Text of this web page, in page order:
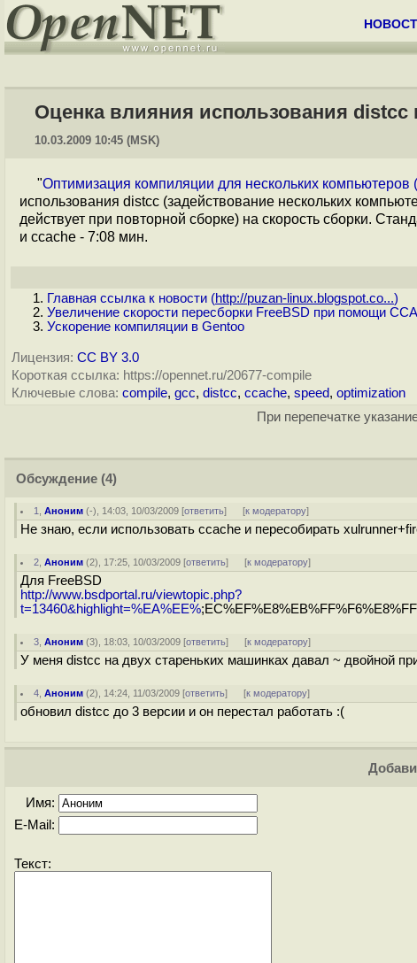
Оценка влияния использования distcc
10.03.2009 10:45 (MSK)
"Оптимизация компиляции для нескольких компьютеров
использования distcc (задействование нескольких
действует при повторной сборке) на скорость сборки.
и ccache - 7:08 мин.
Главная ссылка к новости (http://puzan-linux.blogspot.co...)
Увеличение скорости пересборки FreeBSD при помощи
Ускорение компиляции в Gentoo
Лицензия: CC BY 3.0
Короткая ссылка: https://opennet.ru/20677-compile
Ключевые слова: compile, gcc, distcc, ccache, speed, optimization
При перепечатке
Обсуждение (4)
1 ,Аноним (-), 14:03, 10/03/2009 [ответить] [к модератору]
Не знаю, если использовать ccache и пересобирать
2 ,Аноним (2), 17:25, 10/03/2009 [ответить] [к модератору]
Для FreeBSD
http://www.bsdportal.ru/viewtopic.php?
t=13460&highlight=%EA%EE%
3 ,Аноним (3), 18:03, 10/03/2009 [ответить] [к модератору]
У меня distcc на двух стареньких машинках давал ~ двойной
4 ,Аноним (2), 14:24, 11/03/2009 [ответить] [к модератору]
обновил distcc до 3 версии и он перестал работать :(
Имя:
E-Mail:
Текст: